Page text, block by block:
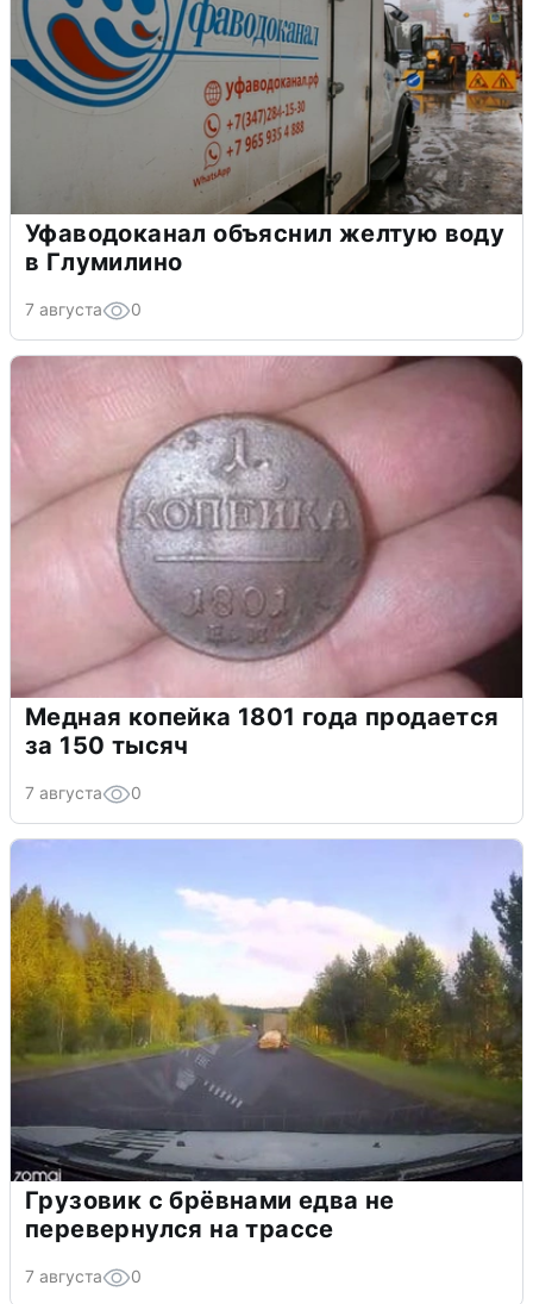
Уфаводоканал объяснил желтую воду
в Глумилино
7 августа 0
Медная копейка 1801 года продается
за 150 тысяч
7 августа 0
Грузовик с брёвнами едва не
перевернулся на трассе
7 августа 0